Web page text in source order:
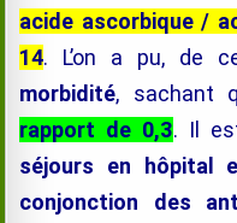
acide ascorbique /
14. L’on a pu, de
morbidité, sachant
rapport de 0,3. Il
séjours en hôpital
conjonction des